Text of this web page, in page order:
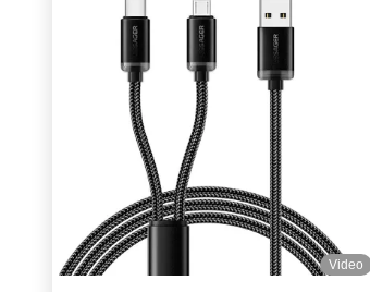
Video